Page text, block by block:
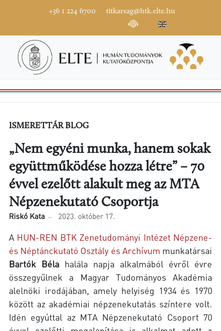
+36 1 224 6700 titkarsag@htk.elte.hu
ISMERETTÁR BLOG
„Nem egyéni munka, hanem sokak
együttműködése hozza létre” – 70
évvel ezelőtt alakult meg az MTA
Népzenekutató Csoportja
Riskó Kata 2023. október 17.
A HUN-REN BTK Zenetudományi Intézet Népzene-
és Néptánckutató Osztály és Archívum munkatársai
Bartók Béla halála napja alkalmából évről évre
összegyűlnek a Magyar Tudományos Akadémia
alelnöki irodájában, amely helyiség 1934 és 1970
között az akadémiai népzenekutatás színtere volt.
Idén egyúttal az MTA Népzenekutató Csoport 70